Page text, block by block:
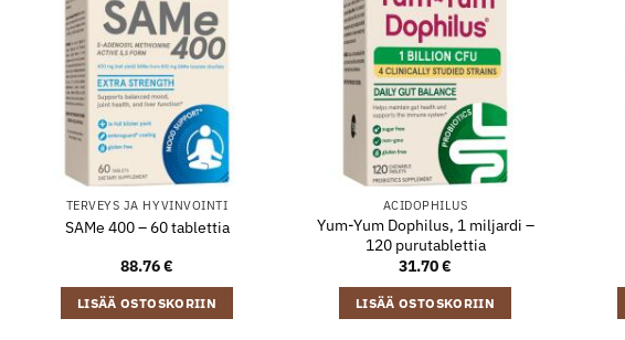
TERVEYS JA HYVINVOINTI
SAMe 400 – 60 tablettia
88.76€
LISÄÄ OSTOSKORIIN
ACIDOPHILUS
Yum-Yum Dophilus, 1 miljardi –
120 purutablettia
31.70€
LISÄÄ OSTOSKORIIN